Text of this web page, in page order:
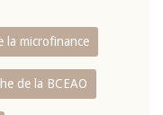
la microfinance
de la BCEAO